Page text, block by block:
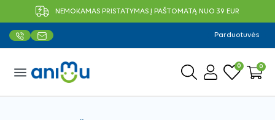
NEMOKAMAS PRISTATYMAS Į PAŠTOMATĄ NUO 39 EUR
Parduotuvės
menu 0 0